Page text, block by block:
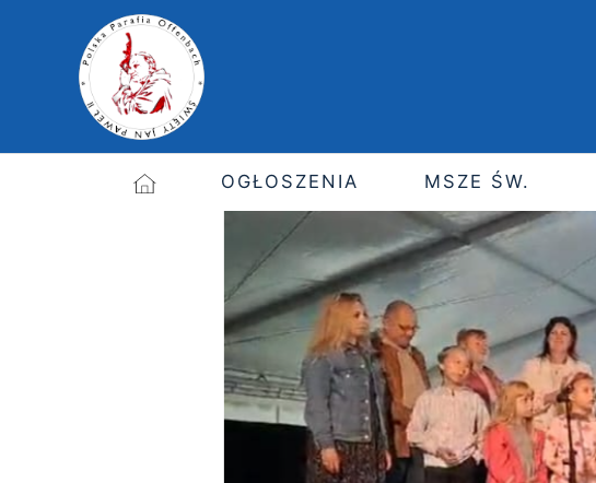
OGŁOSZENIA MSZE ŚW.